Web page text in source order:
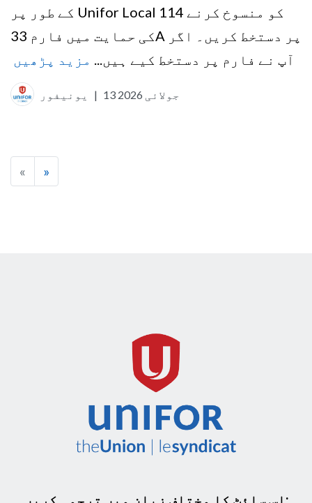
کے طور پر Unifor Local 114 کو منسوخ کرنے
کی حمایت میں فارم 33A پر دستخط کریں۔ اگر
آپ نے فارم پر دستخط کیے ہیں... مزید پڑھیں
یونیفور | 13 جولائی 2026
« »
اس سائٹ کا مختلف زبان میں ترجمہ کریں: